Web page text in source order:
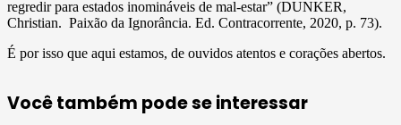
regredir para estados inomináveis de mal-estar” (DUNKER,
Christian. Paixão da Ignorância. Ed. Contracorrente, 2020, p. 73).
É por isso que aqui estamos, de ouvidos atentos e corações abertos.
Você também pode se interessar